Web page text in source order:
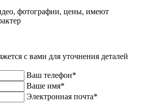
фотографии, цены, имеют
с вами для уточнения деталей
Ваш телефон*
Ваше имя*
Электронная почта*